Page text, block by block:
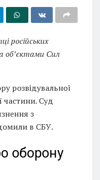
російських
об’єктами Сил
розвідувальної
частини. Суд
з
в СБУ.
оборону